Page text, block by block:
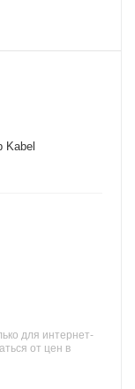
Kabel
для интернет-
от цен в